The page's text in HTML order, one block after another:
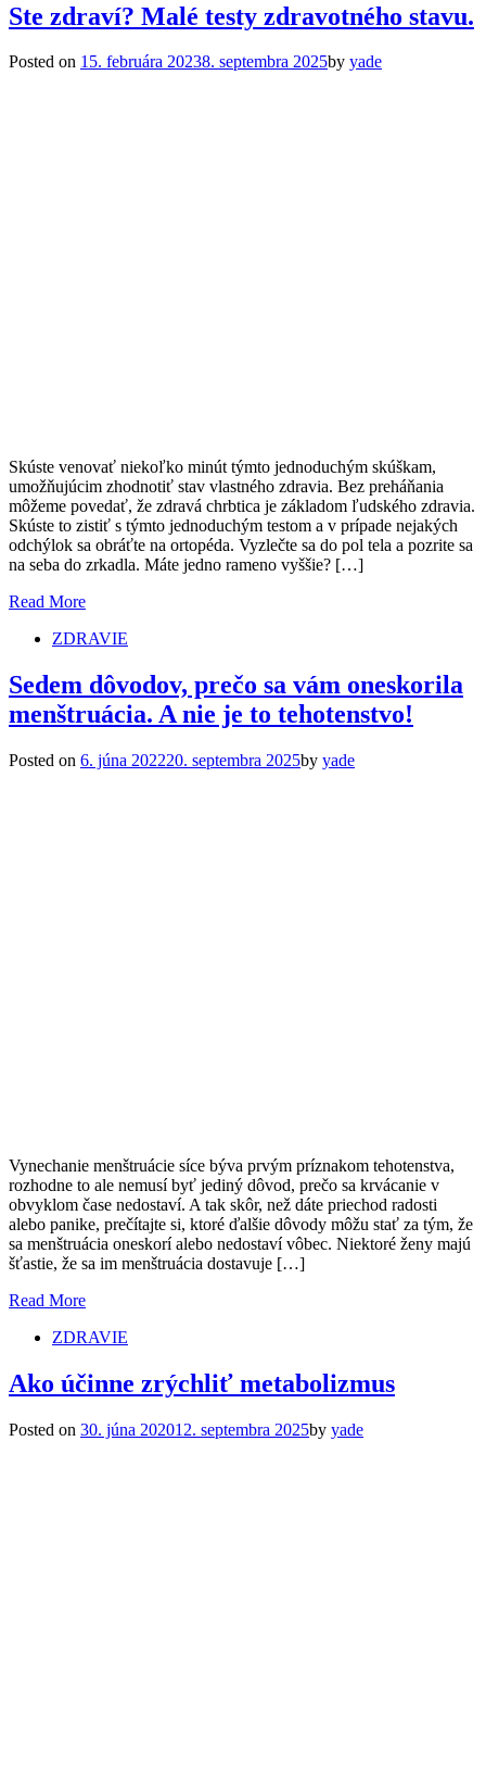
Ste zdraví? Malé testy zdravotného stavu.
Posted on 15. februára 20238. septembra 2025by yade
Skúste venovať niekoľko minút týmto jednoduchým skúškam,
umožňujúcim zhodnotiť stav vlastného zdravia. Bez preháňania
môžeme povedať, že zdravá chrbtica je základom ľudského zdravia.
Skúste to zistiť s týmto jednoduchým testom a v prípade nejakých
odchýlok sa obráťte na ortopéda. Vyzlečte sa do pol tela a pozrite sa
na seba do zrkadla. Máte jedno rameno vyššie? […]
Read More
ZDRAVIE
Sedem dôvodov, prečo sa vám oneskorila
menštruácia. A nie je to tehotenstvo!
Posted on 6. júna 202220. septembra 2025by yade
Vynechanie menštruácie síce býva prvým príznakom tehotenstva,
rozhodne to ale nemusí byť jediný dôvod, prečo sa krvácanie v
obvyklom čase nedostaví. A tak skôr, než dáte priechod radosti
alebo panike, prečítajte si, ktoré ďalšie dôvody môžu stať za tým, že
sa menštruácia oneskorí alebo nedostaví vôbec. Niektoré ženy majú
šťastie, že sa im menštruácia dostavuje […]
Read More
ZDRAVIE
Ako účinne zrýchliť metabolizmus
Posted on 30. júna 202012. septembra 2025by yade